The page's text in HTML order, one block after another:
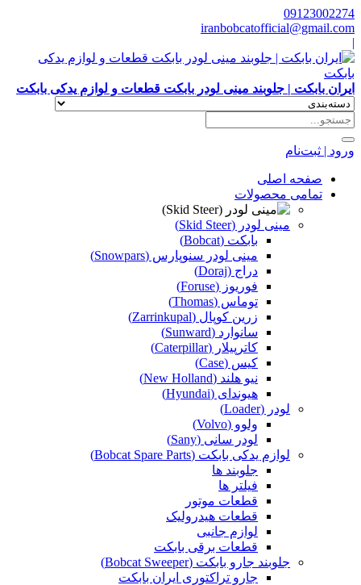
09123002274
iranbobcatofficial@gmail.com
|
ایران بابکت | جلوبند مینی لودر بابکت قطعات و لوازم یدکی بابکت
ورود | ثبت‌نام
صفحه اصلی
تمامی محصولات
مینی لودر (Skid Steer)
بابکت (Bobcat)
مینی لودر سنوپارس (Snowpars)
دراج (Doraj)
فوریوز (Foruse)
توماس (Thomas)
زرین کوپال (Zarrinkupal)
سانوارد (Sunward)
کاترپیلار (Caterpillar)
کیس (Case)
نیو هلند (New Holland)
هیوندای (Hyundai)
لودر (Loader)
ولوو (Volvo)
لودر سانی (Sany)
لوازم یدکی بابکت (Bobcat Spare Parts)
جلوبند ها
فیلتر ها
قطعات موتور
قطعات هیدرولیک
لوازم جانبی
قطعات برقی بابکت
جلوبند جارو بابکت (Bobcat Sweeper)
جارو تراکتوری ایران بابکت